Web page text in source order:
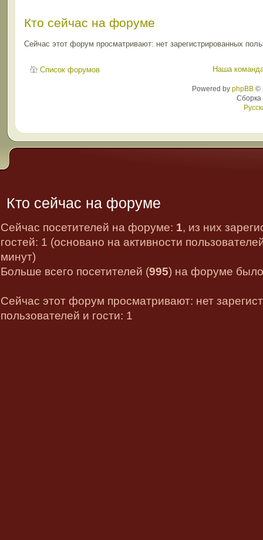
Кто сейчас на форуме
Сейчас этот форум просматривают: нет зарегистрированных
Список форумов Наша
Powered by phpBB©
Кто сейчас на форуме
Сейчас посетителей на форуме: 1, из них
гостей: 1 (основано на активности
минут)
Больше всего посетителей (995) на форуме
Сейчас этот форум просматривают: нет
пользователей и гости: 1